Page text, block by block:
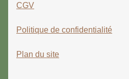
CGV
Politique de confidentialité
Plan du site